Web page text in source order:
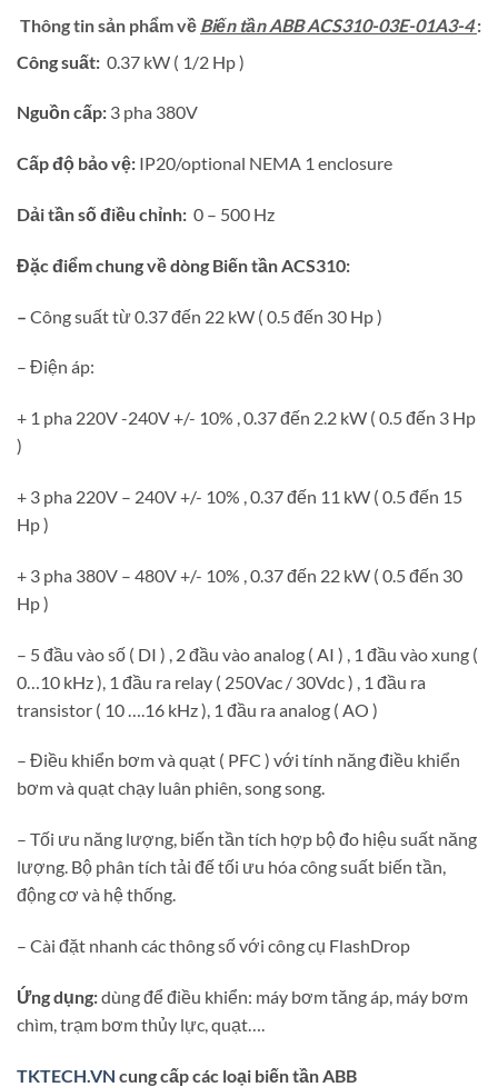
Thông tin sản phẩm về Biến tần ABB ACS310-03E-01A3-4:
Công suất: 0.37 kW ( 1/2 Hp )
Nguồn cấp: 3 pha 380V
Cấp độ bảo vệ: IP20/optional NEMA 1 enclosure
Dải tần số điều chỉnh: 0 – 500 Hz
Đặc điểm chung về dòng Biến tần ACS310:
– Công suất từ 0.37 đến 22 kW ( 0.5 đến 30 Hp )
– Điện áp:
+ 1 pha 220V -240V +/- 10% , 0.37 đến 2.2 kW ( 0.5 đến 3 Hp
)
+ 3 pha 220V – 240V +/- 10% , 0.37 đến 11 kW ( 0.5 đến 15
Hp )
+ 3 pha 380V – 480V +/- 10% , 0.37 đến 22 kW ( 0.5 đến 30
Hp )
– 5 đầu vào số ( DI ) , 2 đầu vào analog ( AI ) , 1 đầu vào xung (
0…10 kHz ), 1 đầu ra relay ( 250Vac / 30Vdc ) , 1 đầu ra
transistor ( 10 ….16 kHz ), 1 đầu ra analog ( AO )
– Điều khiển bơm và quạt ( PFC ) với tính năng điều khiển
bơm và quạt chạy luân phiên, song song.
– Tối ưu năng lượng, biến tần tích hợp bộ đo hiệu suất năng
lượng. Bộ phân tích tải đế tối ưu hóa công suất biến tần,
động cơ và hệ thống.
– Cài đặt nhanh các thông số với công cụ FlashDrop
Ứng dụng:dùng để điều khiển: máy bơm tăng áp, máy bơm
chìm, trạm bơm thủy lực, quạt….
TKTECH.VN cung cấp các loại biến tần ABB